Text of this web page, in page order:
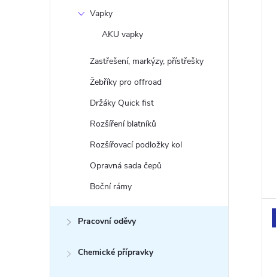
Vapky
AKU vapky
Zastřešení, markýzy, přístřešky
Žebříky pro offroad
Držáky Quick fist
Rozšíření blatníků
Rozšířovací podložky kol
Opravná sada čepů
Boční rámy
Pracovní oděvy
Chemické přípravky